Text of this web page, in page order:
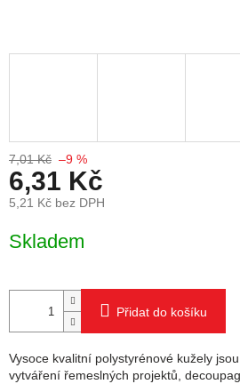
7,01 Kč –9 %
6,31 Kč
5,21 Kč bez DPH
Skladem
Přidat do košíku
Vysoce kvalitní polystyrénové kužely
vytváření řemeslných projektů,